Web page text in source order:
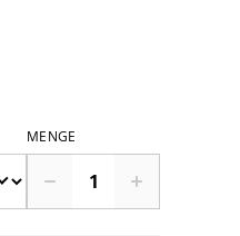
MENGE